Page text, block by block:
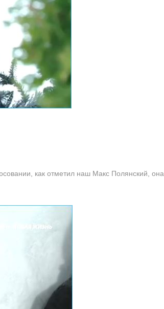
как отметил наш Макс Полянский, она